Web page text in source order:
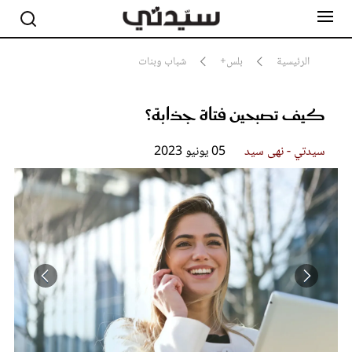
الرئيسية بلس+ شباب وبنات
كيف تصبحين فتاة جذابة؟
سيدتي - نهى سيد 05 يونيو 2023
مشاهير
جمال
صحة ورشاقة
سيدتي وطفلك
لايف ستايل
بلس+
فيديو
مطبخ سيدتي
مقالات الرأي